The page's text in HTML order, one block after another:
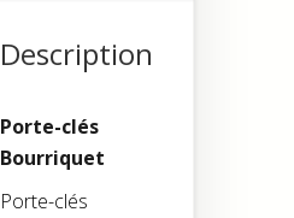
Description
Porte-clés
Bourriquet
Porte-clés